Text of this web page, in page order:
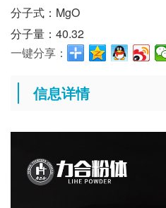
分子式：MgO
分子量：40.32
一键分享：
信息详情